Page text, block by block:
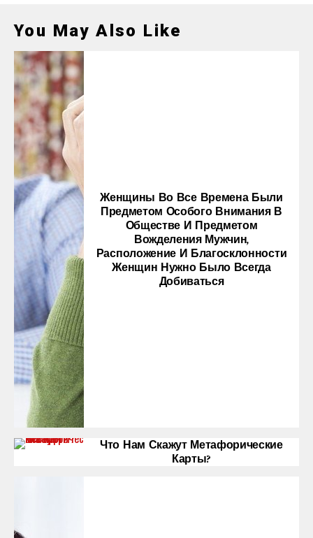
You May Also Like
Женщины Во Все Времена Были
Предметом Особого Внимания В
Обществе И Предметом
Вожделения Мужчин,
Расположение И Благосклонности
Женщин Нужно Было Всегда
Добиваться
Что Нам Скажут Метафорические
Карты?